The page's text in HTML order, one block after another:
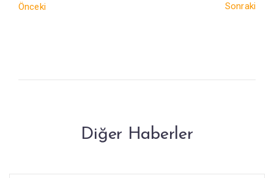
Önceki Sonraki
Diğer Haberler